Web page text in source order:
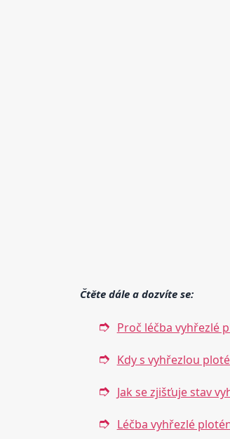
Čtěte dále a dozvíte se:
Proč léčba vyhřezlé
Kdy s vyhřezlou
Jak se zjišťuje stav
Léčba vyhřezlé